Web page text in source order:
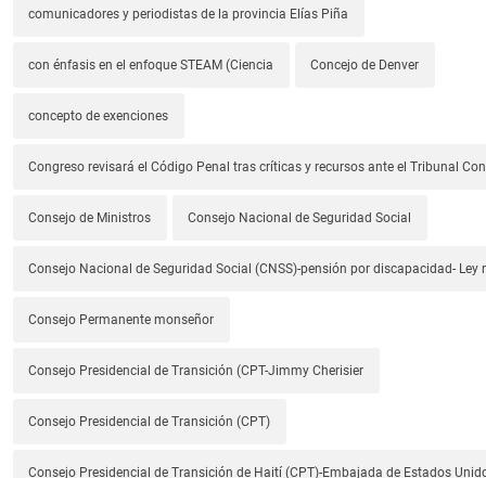
comunicadores y periodistas de la provincia Elías Piña
con énfasis en el enfoque STEAM (Ciencia Concejo de Denver
concepto de exenciones
Congreso revisará el Código Penal tras críticas y recursos ante el Tribunal
Consejo de Ministros Consejo Nacional de Seguridad Social
Consejo Nacional de Seguridad Social (CNSS)-pensión por discapacidad- Ley
Consejo Permanente monseñor
Consejo Presidencial de Transición (CPT-Jimmy Cherisier
Consejo Presidencial de Transición (CPT)
Consejo Presidencial de Transición de Haití (CPT)-Embajada de Estados